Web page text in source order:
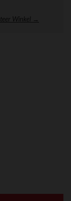
Winkel →